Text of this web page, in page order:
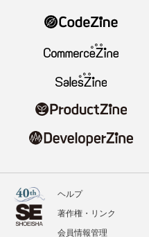
ヘルプ
著作権・リンク
会員情報管理